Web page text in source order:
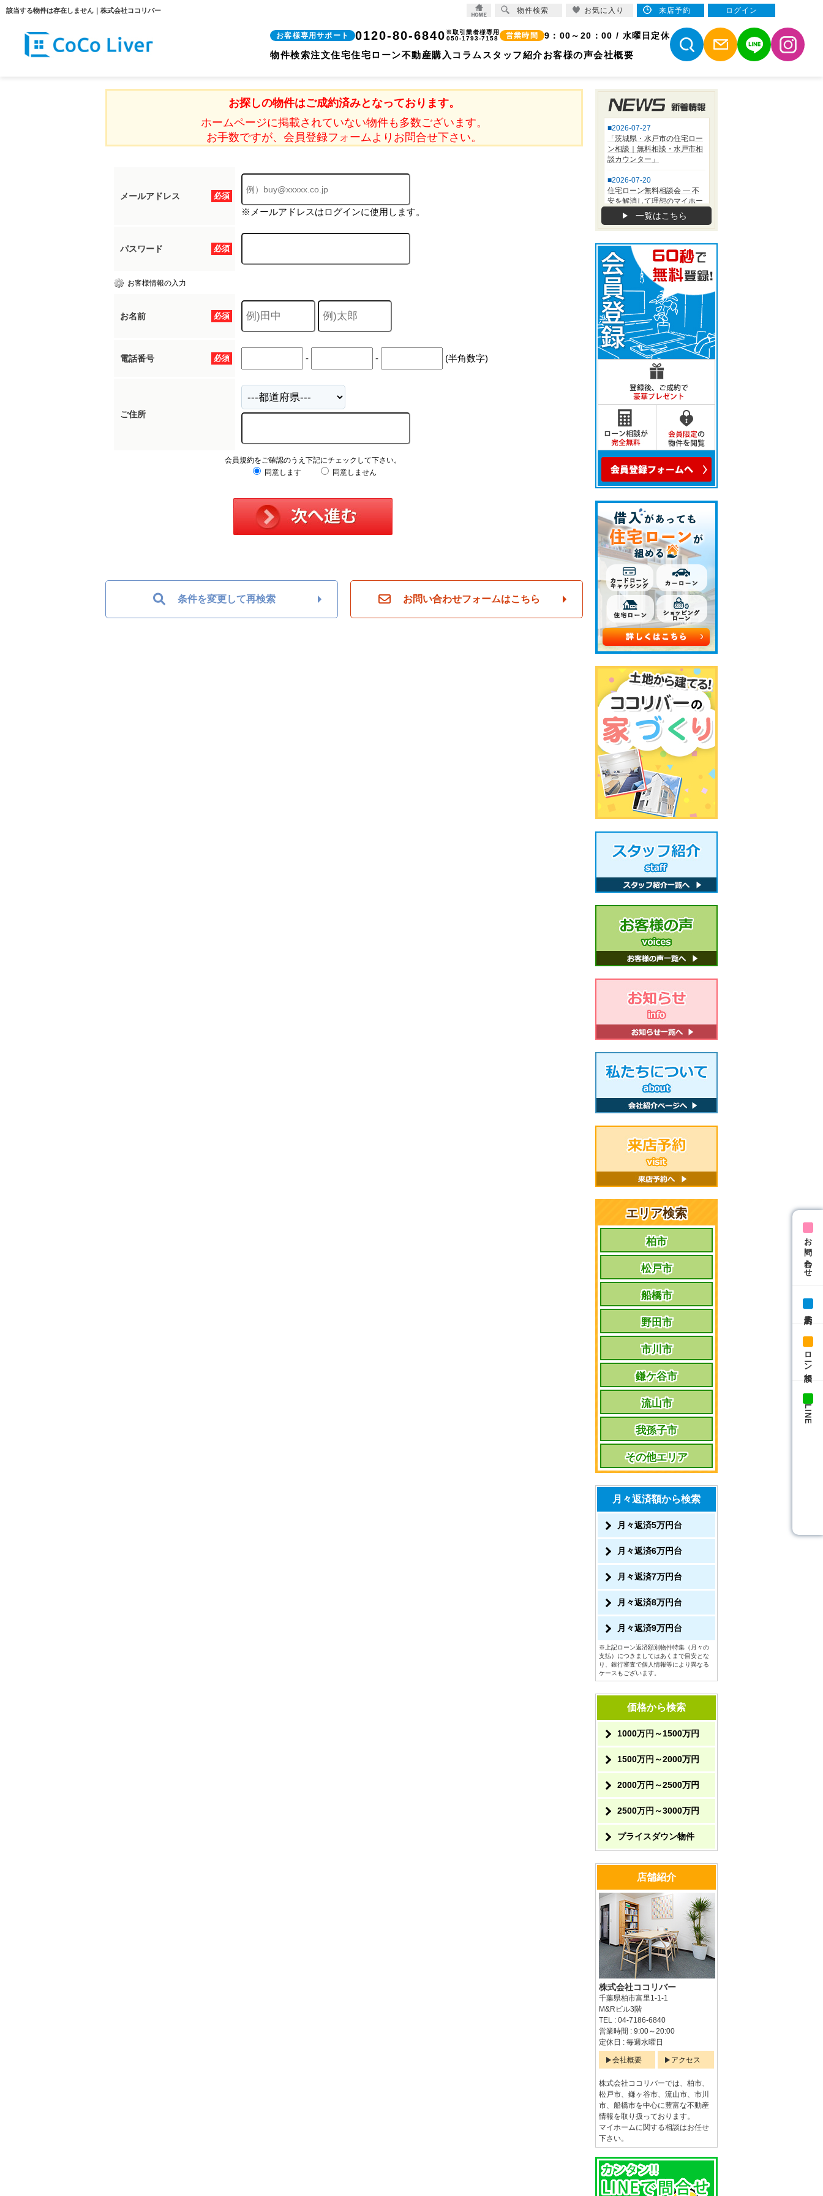
該当する物件は存在しません｜株式会社ココリバー
お客様専用サポート 0120-80-6840 ※取引業者様専用
050-1793-7158
営業時間 9：00～20：00 / 水曜日定休
物件検索注文住宅住宅ローン不動産購入コラム スタッフ紹介お客様の声会社概要
お問い合わせ
ローン相談
LINE
お探しの物件はご成約済みとなっております。
ホームページに掲載されていない物件も多数ございます。
お手数ですが、会員登録フォームよりお問合せ下さい。
必須
メールアドレス
※メールアドレスはログインに使用します。
必須
パスワード
お客様情報の入力
必須
お名前
必須
電話番号 - - (半角数字)
ご住所
会員規約をご確認のうえ下記にチェックして下さい。
同意します
同意しません
条件を変更して再検索 お問い合わせフォームはこちら
一覧はこちら
エリア検索
柏市
松戸市
船橋市
野田市
市川市
鎌ケ谷市
流山市
我孫子市
その他エリア
月々返済額から検索
月々返済5万円台
月々返済6万円台
月々返済7万円台
月々返済8万円台
月々返済9万円台
※上記ローン返済額別物件特集（月々の
支払）につきましてはあくまで目安とな
り、銀行審査で個人情報等により異なる
ケースもございます。
価格から検索
1000万円～1500万円
1500万円～2000万円
2000万円～2500万円
2500万円～3000万円
プライスダウン物件
店舗紹介
株式会社ココリバー
千葉県柏市富里1-1-1
M&Rビル3階
TEL : 04-7186-6840
営業時間 : 9:00～20:00
定休日 : 毎週水曜日
会社概要 アクセス
株式会社ココリバーでは、柏市、
松戸市、鎌ヶ谷市、流山市、市川
市、船橋市を中心に豊富な不動産
情報を取り扱っております。
マイホームに関する相談はお任せ
下さい。
物件検索 お気に入り 来店予約 ログイン